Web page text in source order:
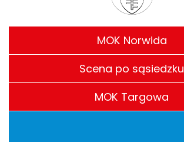
MOK Norwida
Scena po sąsiedzku
MOK Targowa
główne